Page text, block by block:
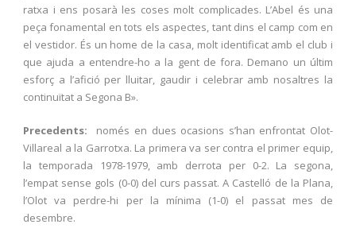
ratxa i ens posarà les coses molt complicades. L’Abel és una
peça fonamental en tots els aspectes, tant dins el camp com en
el vestidor. És un home de la casa, molt identificat amb el club i
que ajuda a entendre-ho a la gent de fora. Demano un últim
esforç a l’afició per lluitar, gaudir i celebrar amb nosaltres la
continuïtat a Segona B».
Precedents: només en dues ocasions s’han enfrontat Olot-
Villareal a la Garrotxa. La primera va ser contra el primer equip,
la temporada 1978-1979, amb derrota per 0-2. La segona,
l’empat sense gols (0-0) del curs passat. A Castelló de la Plana,
l’Olot va perdre-hi per la mínima (1-0) el passat mes de
desembre.